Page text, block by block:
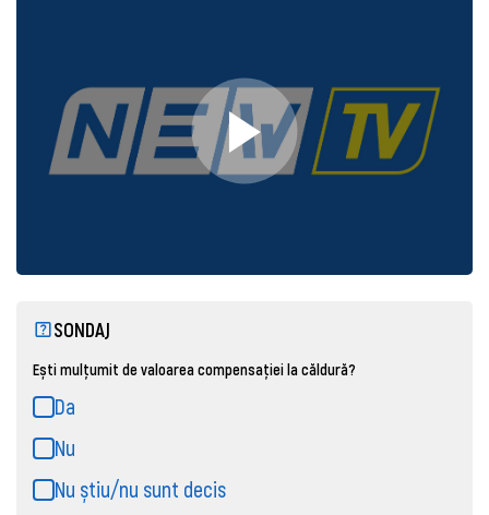
SONDAJ
Ești mulțumit de valoarea compensației la căldură?
Da
Nu
Nu știu/nu sunt decis